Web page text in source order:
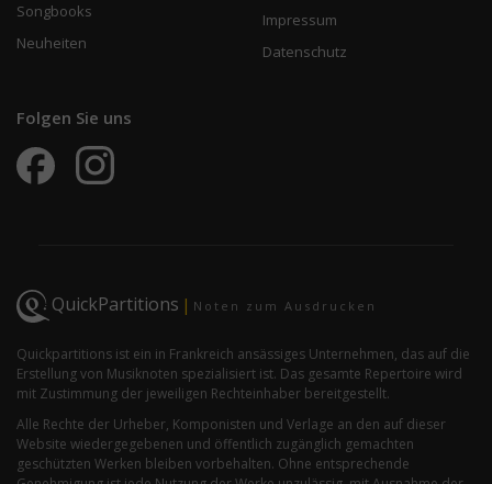
Songbooks
Neuheiten
Impressum
Datenschutz
Folgen Sie uns
QuickPartitions | Noten zum Ausdrucken
Quickpartitions ist ein in Frankreich ansässiges Unternehmen, das auf die
Erstellung von Musiknoten spezialisiert ist. Das gesamte Repertoire wird
mit Zustimmung der jeweiligen Rechteinhaber bereitgestellt.
Alle Rechte der Urheber, Komponisten und Verlage an den auf dieser
Website wiedergegebenen und öffentlich zugänglich gemachten
geschützten Werken bleiben vorbehalten. Ohne entsprechende